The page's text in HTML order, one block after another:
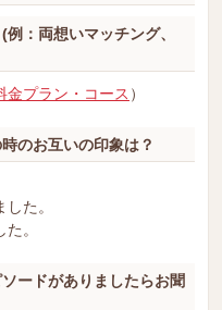
：両想いマッチング、
金プラン・コース ）
のお互いの印象は？
た。
。
ードがありましたらお聞